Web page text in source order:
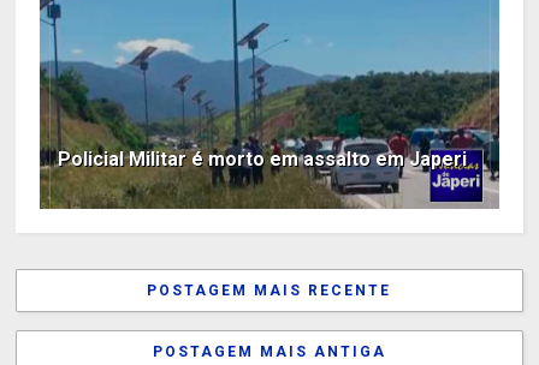
Policial Militar é morto em assalto em Japeri
POSTAGEM MAIS RECENTE
POSTAGEM MAIS ANTIGA